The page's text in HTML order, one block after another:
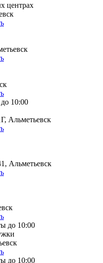
центрах
10:00
Альметьевск
Альметьевск
до 10:00
до 10:00